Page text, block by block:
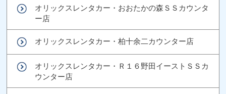
オリックスレンタカー・おおたかの森ＳＳカウンタ
ー店
オリックスレンタカー・柏十余二カウンター店
オリックスレンタカー・Ｒ１６野田イーストＳＳカ
ウンター店